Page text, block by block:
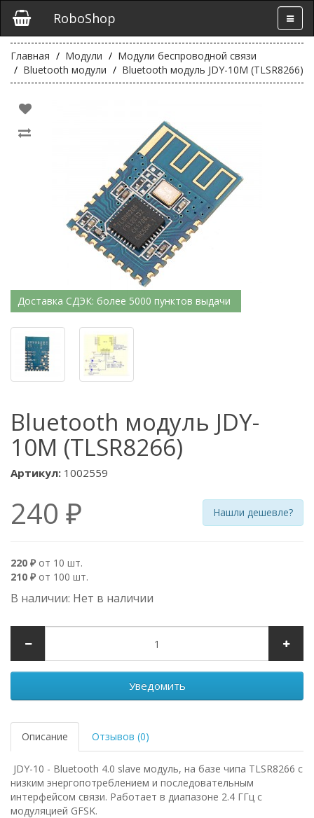
RoboShop
Главная Модули
Модули беспроводной связи
Bluetooth модули
Bluetooth модуль JDY-10M (TLSR8266)
Доставка СДЭК: более 5000 пунктов выдачи
Bluetooth модуль JDY-
10M (TLSR8266)
Артикул: 1002559
240 ₽ Нашли дешевле?
220 ₽ от 10 шт.
210 ₽ от 100 шт.
В наличии: Нет в наличии
Уведомить
Описание Отзывов (0)
JDY-10 - Bluetooth 4.0 slave модуль, на базе чипа TLSR8266 с
низким энергопотреблением и последовательным
интерфейсом связи. Работает в диапазоне 2.4 ГГц с
модуляцией GFSK.